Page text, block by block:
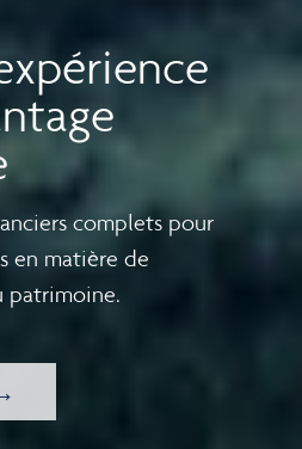
complets pour
en matière de
patrimoine.